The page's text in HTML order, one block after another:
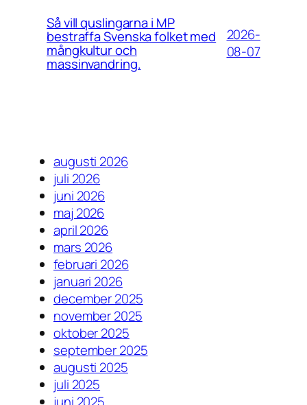
Så vill quslingarna i MP
bestraffa Svenska folket med
mångkultur och
massinvandring.
2026-
08-07
augusti 2026
juli 2026
juni 2026
maj 2026
april 2026
mars 2026
februari 2026
januari 2026
december 2025
november 2025
oktober 2025
september 2025
augusti 2025
juli 2025
juni 2025